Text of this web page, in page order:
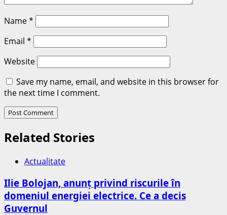
Name*
Email *
Website
Save my name, email, and website in this browser for
the next time I comment.
Related Stories
Actualitate
Ilie Bolojan, anunț privind riscurile în
domeniul energiei electrice. Ce a decis
Guvernul